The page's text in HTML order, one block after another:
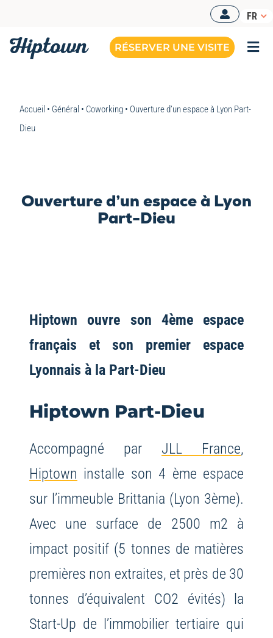
contenu
FR
RÉSERVER UNE VISITE
Accueil • Général • Coworking• Ouverture d’un espace à Lyon Part-
Dieu
Ouverture d’un espace à Lyon
Part-Dieu
Hiptown ouvre son 4ème espace
français et son premier espace
Lyonnais à la Part-Dieu
Hiptown Part-Dieu
Accompagné par JLL France,
Hiptown installe son 4 ème espace
sur l’immeuble Brittania (Lyon 3ème).
Avec une surface de 2500 m2 à
impact positif (5 tonnes de matières
premières non extraites, et près de 30
tonnes d’équivalent CO2 évités) la
Start-Up de l’immobilier tertiaire qui